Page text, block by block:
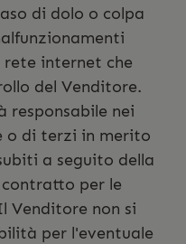
di dolo o colpa
rete internet che
del Venditore.
responsabile nei
o di terzi in merito
a seguito della
per le
Venditore non si
per l'eventuale